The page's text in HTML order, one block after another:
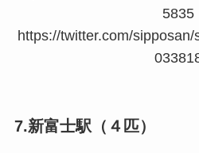
5835
https://twitter.com/
7.新富士駅（４匹）